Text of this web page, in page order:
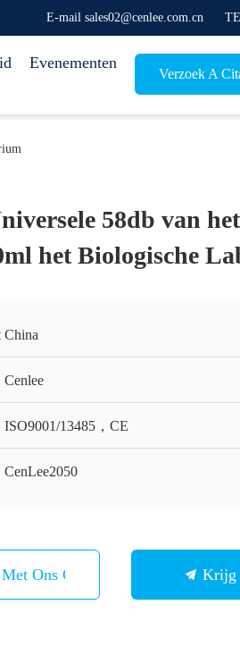
E-mail sales02@cenlee.com.cn
Evenementen
Verzoek A
58db van het
het Biologische
China
Cenlee
ISO9001/13485，CE
CenLee2050
Ons Op Krijg